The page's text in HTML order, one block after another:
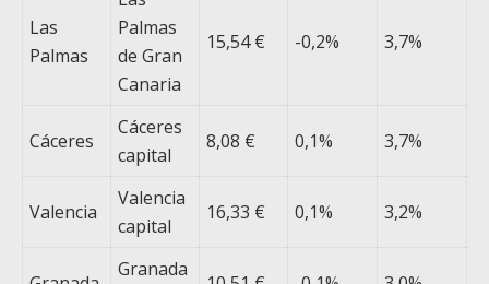
Las
Palmas
Palmas
de Gran
Canaria
15,54 € -0,2% 3,7%
Cáceres
Cáceres
capital
8,08 € 0,1% 3,7%
Valencia
Valencia
capital
16,33 € 0,1% 3,2%
Granada